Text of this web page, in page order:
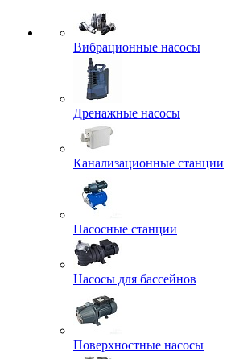
Вибрационные насосы
Дренажные насосы
Канализационные станции
Насосные станции
Насосы для бассейнов
Поверхностные насосы